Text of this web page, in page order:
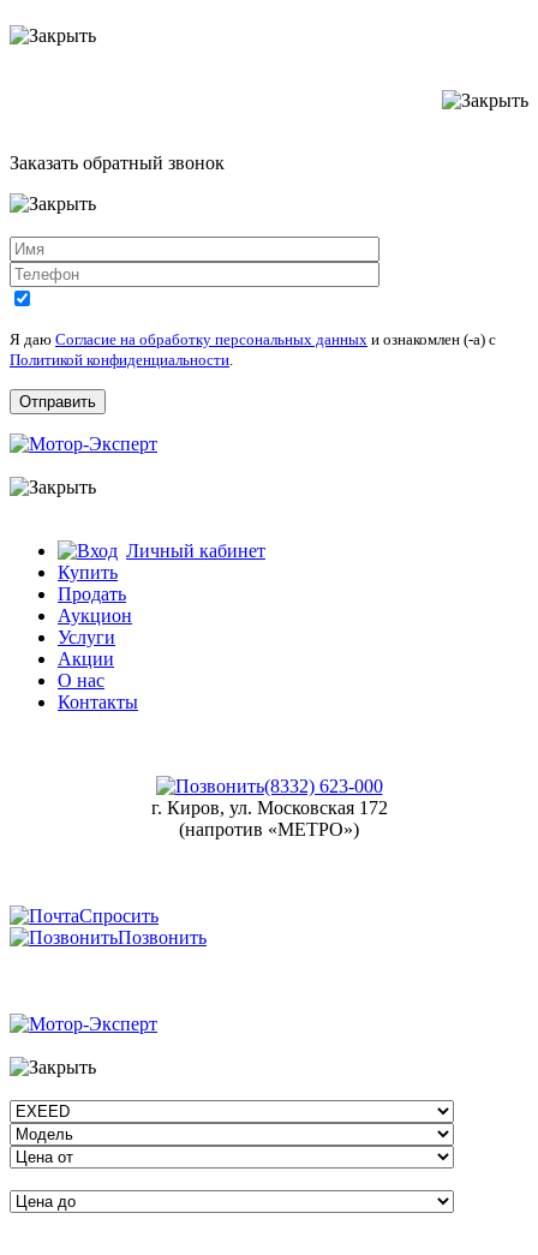
Заказать обратный звонок
Я даю Согласие на обработку персональных данных и ознакомлен (-а) c
Политикой конфиденциальности.
Личный кабинет
Купить
Продать
Аукцион
Услуги
Акции
О нас
Контакты
(8332) 623-000
г. Киров, ул. Московская 172
(напротив «МЕТРО»)
Спросить
Позвонить